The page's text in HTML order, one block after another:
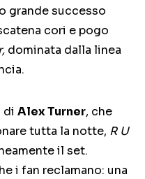
grande successo
cori e pogo
dominata dalla linea
di Alex Turner, che
tutta la notte, R U
il set.
i fan reclamano: una